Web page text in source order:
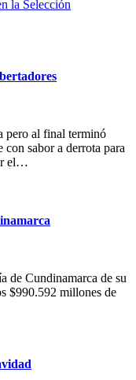
la Selección
pero al final terminó
sabor a derrota para
el…
de Cundinamarca de su
$990.592 millones de